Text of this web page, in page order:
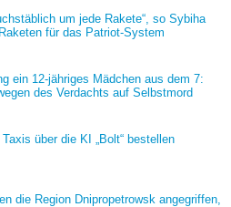
um jede Rakete“, so Sybiha
für das Patriot-System
ein 12-jähriges Mädchen aus dem 7:
des Verdachts auf Selbstmord
über die KI „Bolt“ bestellen
die Region Dnipropetrowsk angegriffen,